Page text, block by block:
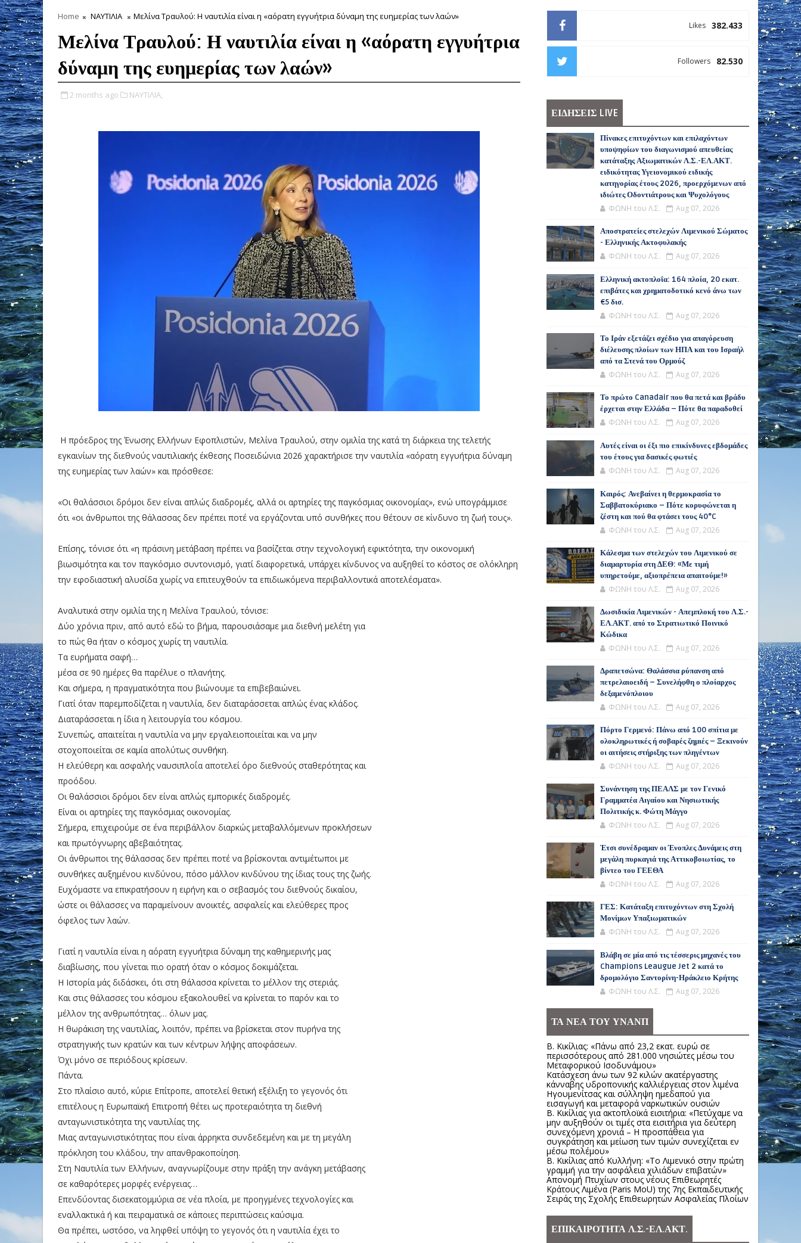
Home ΝΑΥΤΙΛΙΑ Μελίνα Τραυλού: Η ναυτιλία είναι η «αόρατη εγγυήτρια δύναμη της ευημερίας των λαών»
Μελίνα Τραυλού: Η ναυτιλία είναι η «αόρατη εγγυήτρια
δύναμη της ευημερίας των λαών»
2 months ago ΝΑΥΤΙΛΙΑ,
Η πρόεδρος της Ένωσης Ελλήνων Εφοπλιστών, Μελίνα Τραυλού, στην ομιλία της κατά τη διάρκεια της τελετής
εγκαινίων της διεθνούς ναυτιλιακής έκθεσης Ποσειδώνια 2026 χαρακτήρισε την ναυτιλία «αόρατη εγγυήτρια δύναμη
της ευημερίας των λαών» και πρόσθεσε:
«Οι θαλάσσιοι δρόμοι δεν είναι απλώς διαδρομές, αλλά οι αρτηρίες της παγκόσμιας οικονομίας», ενώ υπογράμμισε
ότι «οι άνθρωποι της θάλασσας δεν πρέπει ποτέ να εργάζονται υπό συνθήκες που θέτουν σε κίνδυνο τη ζωή τους».
Επίσης, τόνισε ότι «η πράσινη μετάβαση πρέπει να βασίζεται στην τεχνολογική εφικτότητα, την οικονομική
βιωσιμότητα και τον παγκόσμιο συντονισμό, γιατί διαφορετικά, υπάρχει κίνδυνος να αυξηθεί το κόστος σε ολόκληρη
την εφοδιαστική αλυσίδα χωρίς να επιτευχθούν τα επιδιωκόμενα περιβαλλοντικά αποτελέσματα».
Αναλυτικά στην ομιλία της η Μελίνα Τραυλού, τόνισε:
Δύο χρόνια πριν, από αυτό εδώ το βήμα, παρουσιάσαμε μια διεθνή μελέτη για
το πώς θα ήταν ο κόσμος χωρίς τη ναυτιλία.
Τα ευρήματα σαφή…
μέσα σε 90 ημέρες θα παρέλυε ο πλανήτης.
Και σήμερα, η πραγματικότητα που βιώνουμε τα επιβεβαιώνει.
Γιατί όταν παρεμποδίζεται η ναυτιλία, δεν διαταράσσεται απλώς ένας κλάδος.
Διαταράσσεται η ίδια η λειτουργία του κόσμου.
Συνεπώς, απαιτείται η ναυτιλία να μην εργαλειοποιείται και να μην
στοχοποιείται σε καμία απολύτως συνθήκη.
Η ελεύθερη και ασφαλής ναυσιπλοΐα αποτελεί όρο διεθνούς σταθερότητας και
προόδου.
Οι θαλάσσιοι δρόμοι δεν είναι απλώς εμπορικές διαδρομές.
Είναι οι αρτηρίες της παγκόσμιας οικονομίας.
Σήμερα, επιχειρούμε σε ένα περιβάλλον διαρκώς μεταβαλλόμενων προκλήσεων
και πρωτόγνωρης αβεβαιότητας.
Οι άνθρωποι της θάλασσας δεν πρέπει ποτέ να βρίσκονται αντιμέτωποι με
συνθήκες αυξημένου κινδύνου, πόσο μάλλον κινδύνου της ίδιας τους της ζωής.
Ευχόμαστε να επικρατήσουν η ειρήνη και ο σεβασμός του διεθνούς δικαίου,
ώστε οι θάλασσες να παραμείνουν ανοικτές, ασφαλείς και ελεύθερες προς
όφελος των λαών.
Γιατί η ναυτιλία είναι η αόρατη εγγυήτρια δύναμη της καθημερινής μας
διαβίωσης, που γίνεται πιο ορατή όταν ο κόσμος δοκιμάζεται.
Η Ιστορία μάς διδάσκει, ότι στη θάλασσα κρίνεται το μέλλον της στεριάς.
Και στις θάλασσες του κόσμου εξακολουθεί να κρίνεται το παρόν και το
μέλλον της ανθρωπότητας… όλων μας.
Η θωράκιση της ναυτιλίας, λοιπόν, πρέπει να βρίσκεται στον πυρήνα της
στρατηγικής των κρατών και των κέντρων λήψης αποφάσεων.
Όχι μόνο σε περιόδους κρίσεων.
Πάντα.
Στο πλαίσιο αυτό, κύριε Επίτροπε, αποτελεί θετική εξέλιξη το γεγονός ότι
επιτέλους η Ευρωπαϊκή Επιτροπή θέτει ως προτεραιότητα τη διεθνή
ανταγωνιστικότητα της ναυτιλίας της.
Μιας ανταγωνιστικότητας που είναι άρρηκτα συνδεδεμένη και με τη μεγάλη
πρόκληση του κλάδου, την απανθρακοποίηση.
Στη Ναυτιλία των Ελλήνων, αναγνωρίζουμε στην πράξη την ανάγκη μετάβασης
σε καθαρότερες μορφές ενέργειας…
Επενδύοντας δισεκατομμύρια σε νέα πλοία, με προηγμένες τεχνολογίες και
εναλλακτικά ή και πειραματικά σε κάποιες περιπτώσεις καύσιμα.
Θα πρέπει, ωστόσο, να ληφθεί υπόψη το γεγονός ότι η ναυτιλία έχει το
382.433
Likes
82.530
Followers
ΕΙΔΗΣΕΙΣ LIVE
Πίνακες επιτυχόντων και επιλαχόντων
υποψηφίων του διαγωνισμού απευθείας
κατάταξης Αξιωματικών Λ.Σ.-ΕΛ.ΑΚΤ.
ειδικότητας Υγειονομικού ειδικής
κατηγορίας έτους 2026, προερχόμενων από
ιδιώτες Οδοντιάτρους και Ψυχολόγους
ΦΩΝΗ του Λ.Σ. Aug 07, 2026
Αποστρατείες στελεχών Λιμενικού Σώματος
- Ελληνικής Ακτοφυλακής
ΦΩΝΗ του Λ.Σ. Aug 07, 2026
Ελληνική ακτοπλοΐα: 164 πλοία, 20 εκατ.
επιβάτες και χρηματοδοτικό κενό άνω των
€5 δισ.
ΦΩΝΗ του Λ.Σ. Aug 07, 2026
Το Ιράν εξετάζει σχέδιο για απαγόρευση
διέλευσης πλοίων των ΗΠΑ και του Ισραήλ
από τα Στενά του Ορμούζ
ΦΩΝΗ του Λ.Σ. Aug 07, 2026
Το πρώτο Canadair που θα πετά και βράδυ
έρχεται στην Ελλάδα – Πότε θα παραδοθεί
ΦΩΝΗ του Λ.Σ. Aug 07, 2026
Αυτές είναι οι έξι πιο επικίνδυνες εβδομάδες
του έτους για δασικές φωτιές
ΦΩΝΗ του Λ.Σ. Aug 07, 2026
Καιρός: Ανεβαίνει η θερμοκρασία το
Σαββατοκύριακο – Πότε κορυφώνεται η
ζέστη και πού θα φτάσει τους 40°C
ΦΩΝΗ του Λ.Σ. Aug 07, 2026
Κάλεσμα των στελεχών του Λιμενικού σε
διαμαρτυρία στη ΔΕΘ: «Με τιμή
υπηρετούμε, αξιοπρέπεια απαιτούμε!»
ΦΩΝΗ του Λ.Σ. Aug 07, 2026
Δωσιδικία Λιμενικών - Απεμπλοκή του Λ.Σ.-
ΕΛ.ΑΚΤ. από το Στρατιωτικό Ποινικό
Κώδικα
ΦΩΝΗ του Λ.Σ. Aug 07, 2026
Δραπετσώνα: Θαλάσσια ρύπανση από
πετρελαιοειδή – Συνελήφθη ο πλοίαρχος
δεξαμενόπλοιου
ΦΩΝΗ του Λ.Σ. Aug 07, 2026
Πόρτο Γερμενό: Πάνω από 100 σπίτια με
ολοκληρωτικές ή σοβαρές ζημιές – Ξεκινούν
οι αιτήσεις στήριξης των πληγέντων
ΦΩΝΗ του Λ.Σ. Aug 07, 2026
Συνάντηση της ΠΕΑΛΣ με τον Γενικό
Γραμματέα Αιγαίου και Νησιωτικής
Πολιτικής κ. Φώτη Μάγγο
ΦΩΝΗ του Λ.Σ. Aug 07, 2026
Έτσι συνέδραμαν οι Ένοπλες Δυνάμεις στη
μεγάλη πυρκαγιά της Αττικοβοιωτίας, το
βίντεο του ΓΕΕΘΑ
ΦΩΝΗ του Λ.Σ. Aug 07, 2026
ΓΕΣ: Κατάταξη επιτυχόντων στη Σχολή
Μονίμων Υπαξιωματικών
ΦΩΝΗ του Λ.Σ. Aug 07, 2026
Βλάβη σε μία από τις τέσσερις μηχανές του
Champions Leaugue Jet 2 κατά το
δρομολόγιο Σαντορίνη-Ηράκλειο Κρήτης
ΦΩΝΗ του Λ.Σ. Aug 07, 2026
ΤΑ ΝΕΑ ΤΟΥ ΥΝΑΝΠ
Β. Κικίλιας: «Πάνω από 23,2 εκατ. ευρώ σε
περισσότερους από 281.000 νησιώτες μέσω του
Μεταφορικού Ισοδυνάμου»
Κατάσχεση άνω των 92 κιλών ακατέργαστης
κάνναβης υδροπονικής καλλιέργειας στον λιμένα
Ηγουμενίτσας και σύλληψη ημεδαπού για
εισαγωγή και μεταφορά ναρκωτικών ουσιών
Β. Κικίλιας για ακτοπλοϊκά εισιτήρια: «Πετύχαμε να
μην αυξηθούν οι τιμές στα εισιτήρια για δεύτερη
συνεχόμενη χρονιά – Η προσπάθεια για
συγκράτηση και μείωση των τιμών συνεχίζεται εν
μέσω πολέμου»
Β. Κικίλιας από Κυλλήνη: «Το Λιμενικό στην πρώτη
γραμμή για την ασφάλεια χιλιάδων επιβατών»
Απονομή Πτυχίων στους νέους Επιθεωρητές
Κράτους Λιμένα (Paris MoU) της 7ης Εκπαιδευτικής
Σειράς της Σχολής Επιθεωρητών Ασφαλείας Πλοίων
ΕΠΙΚΑΙΡΟΤΗΤΑ Λ.Σ.-ΕΛ.ΑΚΤ.